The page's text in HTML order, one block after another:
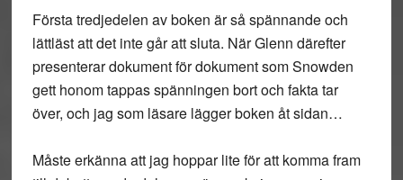
Första tredjedelen av boken är så spännande och
lättläst att det inte går att sluta. När Glenn därefter
presenterar dokument för dokument som Snowden
gett honom tappas spänningen bort och fakta tar
över, och jag som läsare lägger boken åt sidan…
Måste erkänna att jag hoppar lite för att komma fram